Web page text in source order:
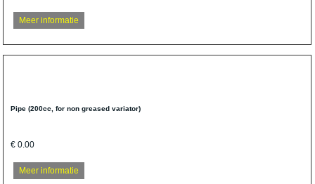
Meer informatie
Pipe (200cc, for non greased variator)
€ 0.00
Meer informatie